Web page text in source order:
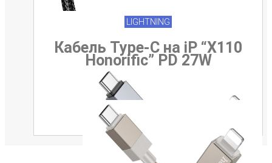
LIGHTNING
Кабель Type-C на iP “X110
Honorific” PD 27W